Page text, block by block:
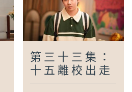
第三十三集：
十五離校出走